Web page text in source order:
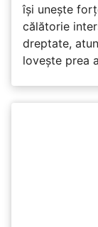
își unește
călătorie
dreptate,
lovește prea